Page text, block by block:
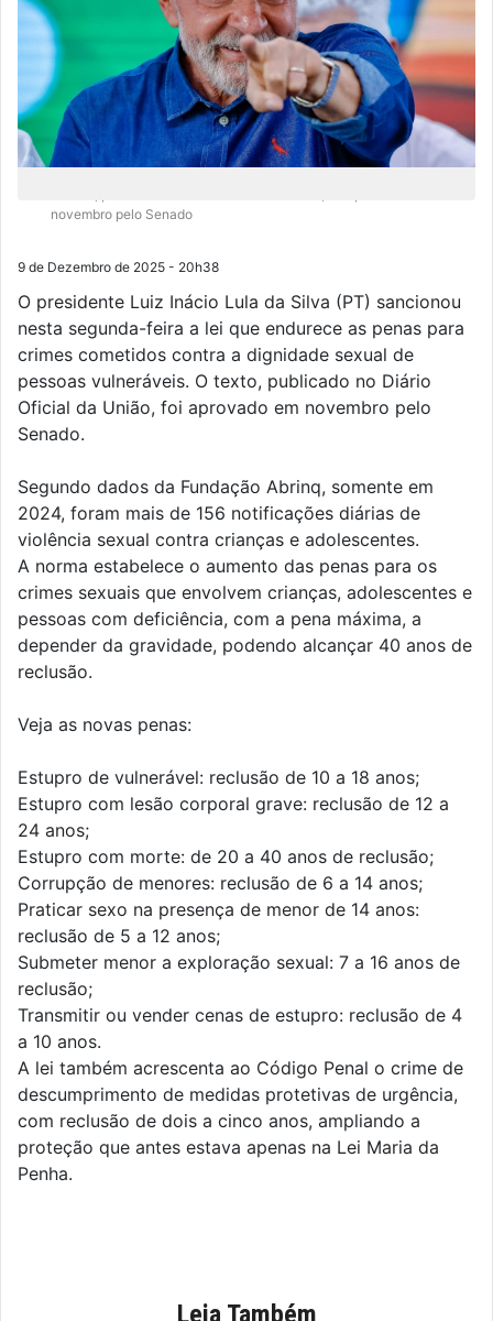
novembro pelo Senado
9 de Dezembro de 2025 - 20h38
O presidente Luiz Inácio Lula da Silva (PT) sancionou
nesta segunda-feira a lei que endurece as penas para
crimes cometidos contra a dignidade sexual de
pessoas vulneráveis. O texto, publicado no Diário
Oficial da União, foi aprovado em novembro pelo
Senado.
Segundo dados da Fundação Abrinq, somente em
2024, foram mais de 156 notificações diárias de
violência sexual contra crianças e adolescentes.
A norma estabelece o aumento das penas para os
crimes sexuais que envolvem crianças, adolescentes e
pessoas com deficiência, com a pena máxima, a
depender da gravidade, podendo alcançar 40 anos de
reclusão.
Veja as novas penas:
Estupro de vulnerável: reclusão de 10 a 18 anos;
Estupro com lesão corporal grave: reclusão de 12 a
24 anos;
Estupro com morte: de 20 a 40 anos de reclusão;
Corrupção de menores: reclusão de 6 a 14 anos;
Praticar sexo na presença de menor de 14 anos:
reclusão de 5 a 12 anos;
Submeter menor a exploração sexual: 7 a 16 anos de
reclusão;
Transmitir ou vender cenas de estupro: reclusão de 4
a 10 anos.
A lei também acrescenta ao Código Penal o crime de
descumprimento de medidas protetivas de urgência,
com reclusão de dois a cinco anos, ampliando a
proteção que antes estava apenas na Lei Maria da
Penha.
Leia Também